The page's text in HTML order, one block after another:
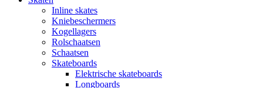
Inline skates
Kniebeschermers
Kogellagers
Rolschaatsen
Schaatsen
Skateboards
Elektrische skateboards
Longboards